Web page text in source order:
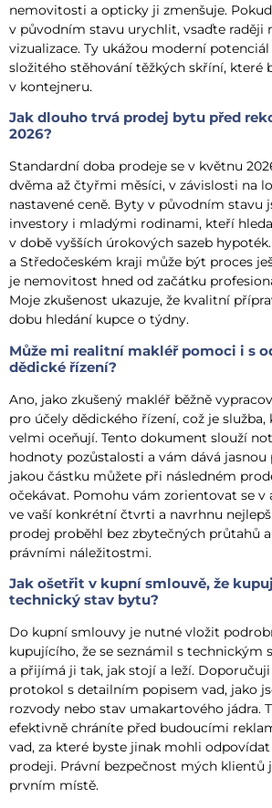
nemovitosti a opticky ji zmenšuje.
v původním stavu urychlit, vsaďte raději
vizualizace. Ty ukážou moderní
složitého stěhování těžkých skříní, které
v kontejneru.
Jak dlouho trvá prodej bytu před
2026?
Standardní doba prodeje se v květnu
dvěma až čtyřmi měsíci, v závislosti na
nastavené ceně. Byty v původním stavu
investory i mladými rodinami, kteří
v době vyšších úrokových sazeb hypoték.
a Středočeském kraji může být proces
je nemovitost hned od začátku
Moje zkušenost ukazuje, že kvalitní
dobu hledání kupce o týdny.
Může mi realitní makléř pomoci i s
dědické řízení?
Ano, jako zkušený makléř běžně
pro účely dědického řízení, což je
velmi oceňují. Tento dokument slouží
hodnoty pozůstalosti a vám dává
jakou částku můžete při následném
očekávat. Pomohu vám zorientovat se v
ve vaší konkrétní čtvrti a navrhnu
prodej proběhl bez zbytečných průtahů
právními náležitostmi.
Jak ošetřit v kupní smlouvě, že
technický stav bytu?
Do kupní smlouvy je nutné vložit
kupujícího, že se seznámil s technickým
a přijímá ji tak, jak stojí a leží.
protokol s detailním popisem vad, jako
rozvody nebo stav umakartového jádra.
efektivně chráníte před budoucími
vad, za které byste jinak mohli
prodeji. Právní bezpečnost mých klientů
prvním místě.